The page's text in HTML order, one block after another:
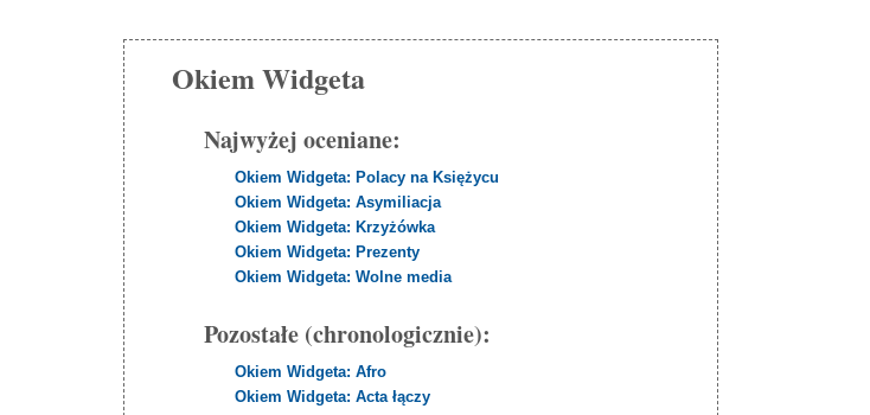
Okiem Widgeta
Najwyżej oceniane:
Okiem Widgeta: Polacy na Księżycu
Okiem Widgeta: Asymiliacja
Okiem Widgeta: Krzyżówka
Okiem Widgeta: Prezenty
Okiem Widgeta: Wolne media
Pozostałe (chronologicznie):
Okiem Widgeta: Afro
Okiem Widgeta: Acta łączy